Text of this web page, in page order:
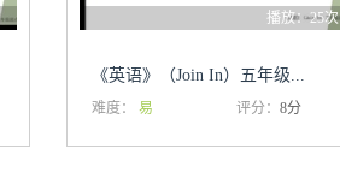
播放：25次
《英语》（Join In）五年级...
难度： 易 评分： 8分